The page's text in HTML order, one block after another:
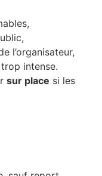
l’organisateur,
intense.
sur place si les